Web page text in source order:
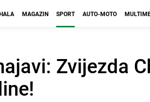
MAGAZIN SPORT AUTO-MOTO
Zvijezda